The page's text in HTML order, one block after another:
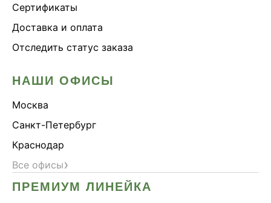
Сертификаты
Доставка и оплата
Отследить статус заказа
НАШИ ОФИСЫ
Москва
Санкт-Петербург
Краснодар
Все офисы›
ПРЕМИУМ ЛИНЕЙКА